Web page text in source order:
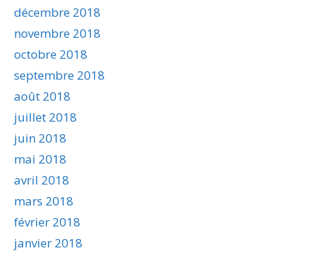
décembre 2018
novembre 2018
octobre 2018
septembre 2018
août 2018
juillet 2018
juin 2018
mai 2018
avril 2018
mars 2018
février 2018
janvier 2018